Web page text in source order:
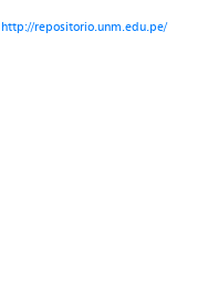
http://repositorio.unm.edu.pe/